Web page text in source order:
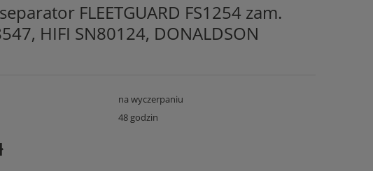
FLEETGUARD FS1254 zam.
HIFI SN80124, DONALDSON
na wyczerpaniu
48 godzin